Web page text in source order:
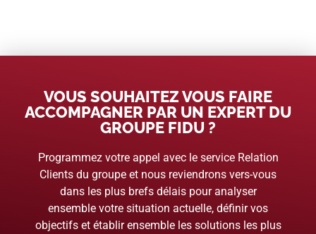
VOUS SOUHAITEZ VOUS FAIRE
ACCOMPAGNER PAR UN EXPERT DU
GROUPE FIDU ?
Programmez votre appel avec le service Relation
Clients du groupe et nous reviendrons vers-vous
dans les plus brefs délais pour analyser
ensemble votre situation actuelle, définir vos
objectifs et établir ensemble les solutions les plus